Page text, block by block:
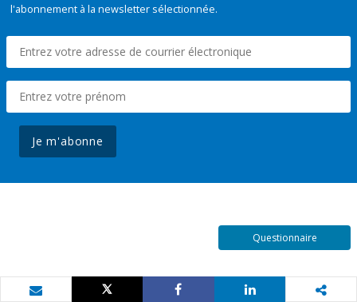
l'abonnement à la newsletter sélectionnée.
Je m'abonne
Questionnaire